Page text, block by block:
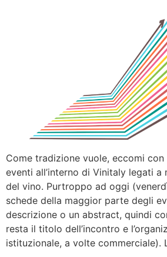
Come tradizione vuole, eccomi con
eventi all’interno di Vinitaly legati a
del vino. Purtroppo ad oggi
schede della maggior parte degli
descrizione o un abstract, quindi
resta il titolo dell’incontro e
istituzionale, a volte commerciale).